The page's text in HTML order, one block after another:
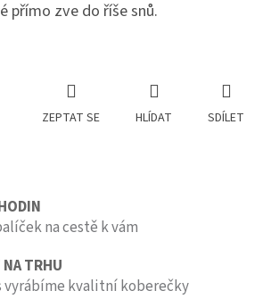
přímo zve do říše snů.
ZEPTAT SE HLÍDAT SDÍLET
na cestě k vám
TRHU
vyrábíme kvalitní koberečky